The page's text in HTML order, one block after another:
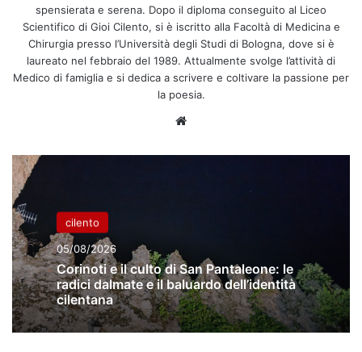
spensierata e serena. Dopo il diploma conseguito al Liceo
Scientifico di Gioi Cilento, si è iscritto alla Facoltà di Medicina e
Chirurgia presso l’Università degli Studi di Bologna, dove si è
laureato nel febbraio del 1989. Attualmente svolge l’attività di
Medico di famiglia e si dedica a scrivere e coltivare la passione per
la poesia.
cilento
05/08/2026
Corinoti e il culto di San Pantaleone: le
radici dalmate e il baluardo dell’identità
cilentana